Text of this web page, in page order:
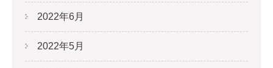
2022年6月
2022年5月